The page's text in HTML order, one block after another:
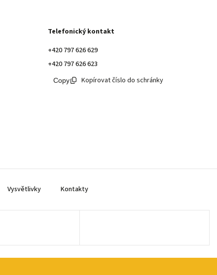
Telefonický kontakt
+420 797 626 629
+420 797 626 623
Kopírovat číslo do schránky
Vysvětlivky Kontakty